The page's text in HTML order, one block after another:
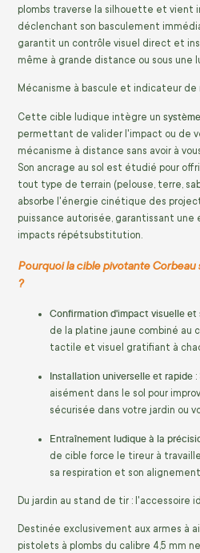
plombs traverse la silhouette et vient
déclenchant son basculement
garantit un contrôle visuel direct et
même à grande distance ou sous une
Mécanisme à bascule et indicateur
Cette cible ludique intègre un
permettant de valider l'impact ou de
mécanisme à distance sans avoir à
Son ancrage au sol est étudié pour
tout type de terrain (pelouse, terre,
absorbe l'énergie cinétique des
puissance autorisée, garantissant
impacts répétsubstitution.
Pourquoi la cible pivotante Corbeau
?
Confirmation d'impact visuelle et
de la platine jaune combiné au
tactile et visuel gratifiant à
Installation universelle et rapide
aisément dans le sol pour
sécurisée dans votre jardin ou
Entraînement ludique à la
de cible force le tireur à
sa respiration et son
Du jardin au stand de tir : l'accessoire
Destinée exclusivement aux armes à
pistolets à plombs du calibre 4,5 mm